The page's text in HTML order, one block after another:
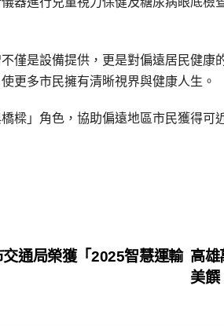
僅是設備提供，更是對偏遠居民健康
更多市民擁有清晰視界與健康人生。
樑」角色，協助偏遠地區市民獲得可
高雄
美饌
通局榮獲「2025智慧運輸